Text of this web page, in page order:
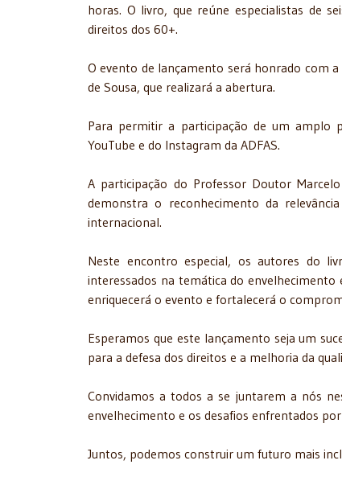
horas. O livro, que reúne especialistas de
direitos dos 60+.
O evento de lançamento será honrado com
de Sousa, que realizará a abertura.
Para permitir a participação de um amplo
YouTube e do Instagram da ADFAS.
A participação do Professor Doutor
demonstra o reconhecimento da
internacional.
Neste encontro especial, os autores do
interessados na temática do envelhecimento
enriquecerá o evento e fortalecerá o
Esperamos que este lançamento seja um
para a defesa dos direitos e a melhoria da
Convidamos a todos a se juntarem a nós
envelhecimento e os desafios enfrentados
Juntos, podemos construir um futuro mais